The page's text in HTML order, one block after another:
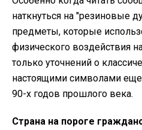
наткнуться на "резиновые
предметы, которые
физического воздействия
только уточнений о
настоящими символами еще
90-х годов прошлого века.
Страна на пороге